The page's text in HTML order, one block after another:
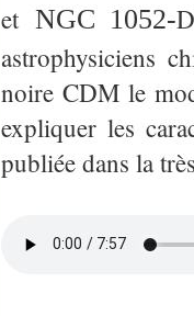
et NGC 1052-
astrophysiciens
noire CDM le
expliquer les
publiée dans la